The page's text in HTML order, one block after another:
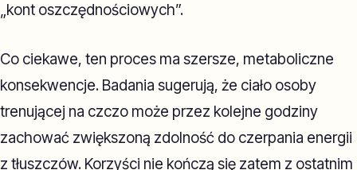
„kont oszczędnościowych”.
Co ciekawe, ten proces ma szersze, metaboliczne
konsekwencje. Badania sugerują, że ciało osoby
trenującej na czczo może przez kolejne godziny
zachować zwiększoną zdolność do czerpania energii
z tłuszczów. Korzyści nie kończą się zatem z ostatnim